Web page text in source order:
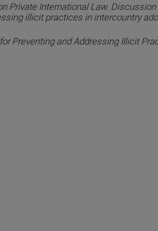
Private International Law.
illicit practices in intercountry
Preventing and Addressing Illicit